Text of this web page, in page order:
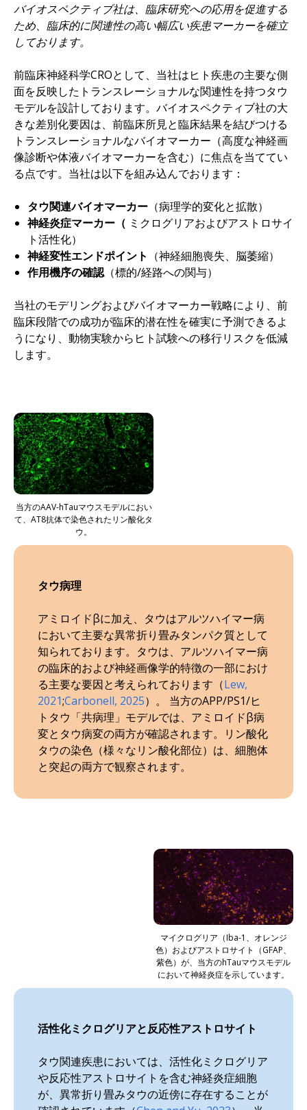
バイオスペクティブ社は、臨床研究への応用を促進する
ため、臨床的に関連性の高い幅広い疾患マーカーを確立
しております。
前臨床神経科学CROとして、当社はヒト疾患の主要な側
面を反映したトランスレーショナルな関連性を持つタウ
モデルを設計しております。バイオスペクティブ社の大
きな差別化要因は、前臨床所見と臨床結果を結びつける
トランスレーショナルなバイオマーカー（高度な神経画
像診断や体液バイオマーカーを含む）に焦点を当ててい
る点です。当社は以下を組み込んでおります：
タウ関連バイオマーカー （病理学的変化と拡散）
神経炎症マーカー（ ミクログリアおよびアストロサイ
ト活性化）
神経変性エンドポイント （神経細胞喪失、脳萎縮）
作用機序の確認（標的/経路への関与）
当社のモデリングおよびバイオマーカー戦略により、前
臨床段階での成功が臨床的潜在性を確実に予測できるよ
うになり、動物実験からヒト試験への移行リスクを低減
します。
当方のAAV-hTauマウスモデルにおい
て、AT8抗体で染色されたリン酸化タ
ウ。
タウ病理
アミロイドβに加え、タウはアルツハイマー病
において主要な異常折り畳みタンパク質として
知られております。タウは、アルツハイマー病
の臨床的および神経画像学的特徴の一部におけ
る主要な要因と考えられております（Lew,
2021;Carbonell, 2025）。 当方のAPP/PS1/ヒ
トタウ「共病理」モデルでは、アミロイドβ病
変とタウ病変の両方が確認されます。リン酸化
タウの染色（様々なリン酸化部位）は、細胞体
と突起の両方で観察されます。
マイクログリア（Iba-1、オレンジ
色）およびアストロサイト（GFAP、
紫色）が、当方のhTauマウスモデル
において神経炎症を示しています。
活性化ミクログリアと反応性アストロサイト
タウ関連疾患においては、活性化ミクログリア
や反応性アストロサイトを含む神経炎症細胞
が、異常折り畳みタウの近傍に存在することが